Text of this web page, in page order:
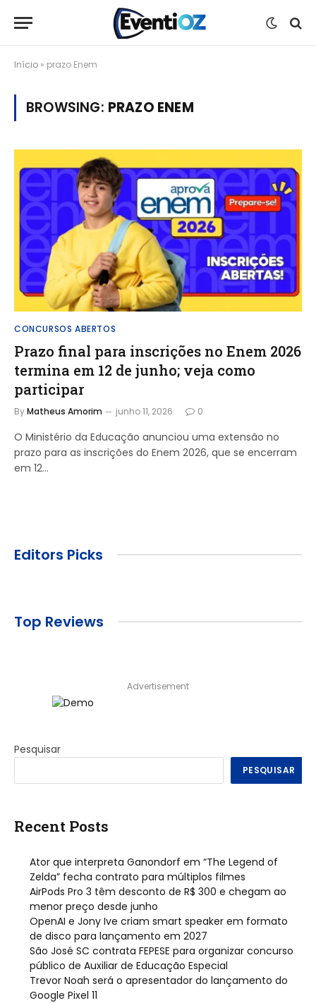
Início » prazo Enem
BROWSING: PRAZO ENEM
CONCURSOS ABERTOS
Prazo final para inscrições no Enem 2026
termina em 12 de junho; veja como
participar
ByMatheus Amorim junho 11, 2026 0
O Ministério da Educação anunciou uma extensão no
prazo para as inscrições do Enem 2026, que se encerram
em 12…
Editors Picks
Top Reviews
Advertisement
Pesquisar
PESQUISAR
Recent Posts
Ator que interpreta Ganondorf em “The Legend of
Zelda” fecha contrato para múltiplos filmes
AirPods Pro 3 têm desconto de R$ 300 e chegam ao
menor preço desde junho
OpenAI e Jony Ive criam smart speaker em formato
de disco para lançamento em 2027
São José SC contrata FEPESE para organizar concurso
público de Auxiliar de Educação Especial
Trevor Noah será o apresentador do lançamento do
Google Pixel 11